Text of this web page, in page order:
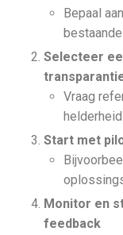
Bepaal
Selecteer
Vraag
Start met
Monitor en
feedback